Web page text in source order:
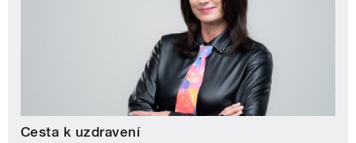
Cesta k uzdravení